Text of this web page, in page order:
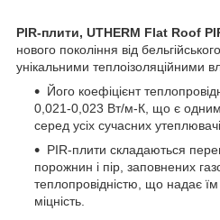
PIR-плити, UTHERM Flat Roof
нового покоління від
унікальними теплоізоляційними
Його коефіцієнт
0,021-0,023 Вт/м-К, що є одним
серед усіх сучасних
PIR-плити складаються
порожнин і пір, заповнених
теплопровідністю, що надає
міцність.